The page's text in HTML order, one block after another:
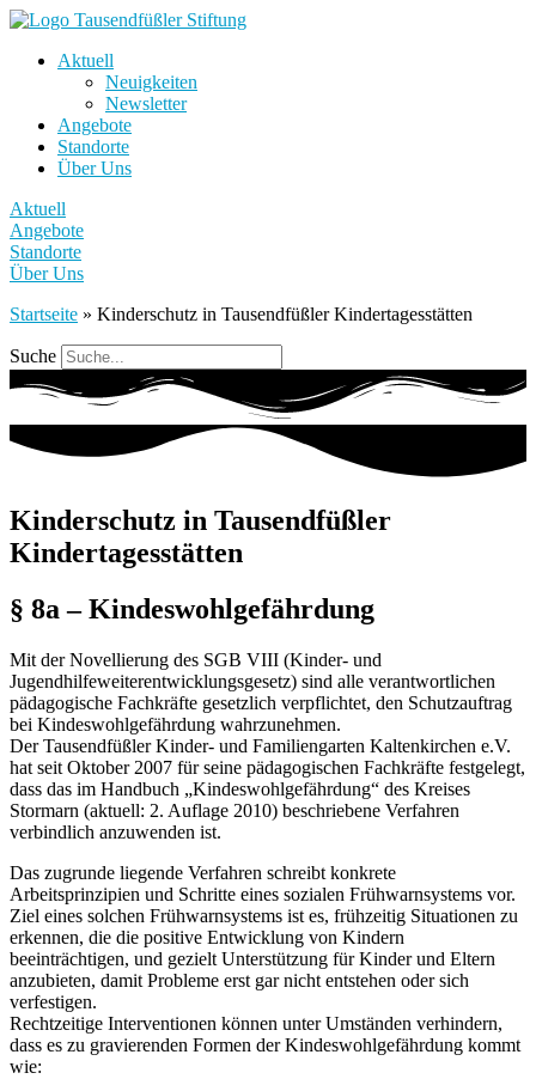
Aktuell
Neuigkeiten
Newsletter
Angebote
Standorte
Über Uns
Aktuell
Angebote
Standorte
Über Uns
Startseite » Kinderschutz in Tausendfüßler Kindertagesstätten
Suche
Kinderschutz in Tausendfüßler
Kindertagesstätten
§ 8a – Kindeswohlgefährdung
Mit der Novellierung des SGB VIII (Kinder- und
Jugendhilfeweiterentwicklungsgesetz) sind alle verantwortlichen
pädagogische Fachkräfte gesetzlich verpflichtet, den Schutzauftrag
bei Kindeswohlgefährdung wahrzunehmen.
Der Tausendfüßler Kinder- und Familiengarten Kaltenkirchen e.V.
hat seit Oktober 2007 für seine pädagogischen Fachkräfte festgelegt,
dass das im Handbuch „Kindeswohlgefährdung“ des Kreises
Stormarn (aktuell: 2. Auflage 2010) beschriebene Verfahren
verbindlich anzuwenden ist.
Das zugrunde liegende Verfahren schreibt konkrete
Arbeitsprinzipien und Schritte eines sozialen Frühwarnsystems vor.
Ziel eines solchen Frühwarnsystems ist es, frühzeitig Situationen zu
erkennen, die die positive Entwicklung von Kindern
beeinträchtigen, und gezielt Unterstützung für Kinder und Eltern
anzubieten, damit Probleme erst gar nicht entstehen oder sich
verfestigen.
Rechtzeitige Interventionen können unter Umständen verhindern,
dass es zu gravierenden Formen der Kindeswohlgefährdung kommt
wie: